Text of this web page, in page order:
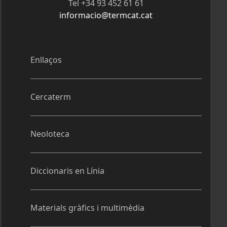
Enllaços
Cercaterm
Neoloteca
Diccionaris en Línia
Materials gràfics i multimèdia
Tel +34 93 452 61 61
informacio@termcat.cat